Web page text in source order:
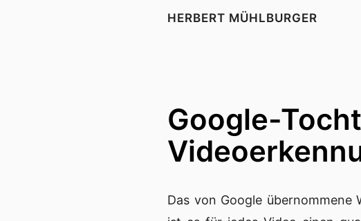
HERBERT MÜHLBURGER
Google-
Das von Google übernommene